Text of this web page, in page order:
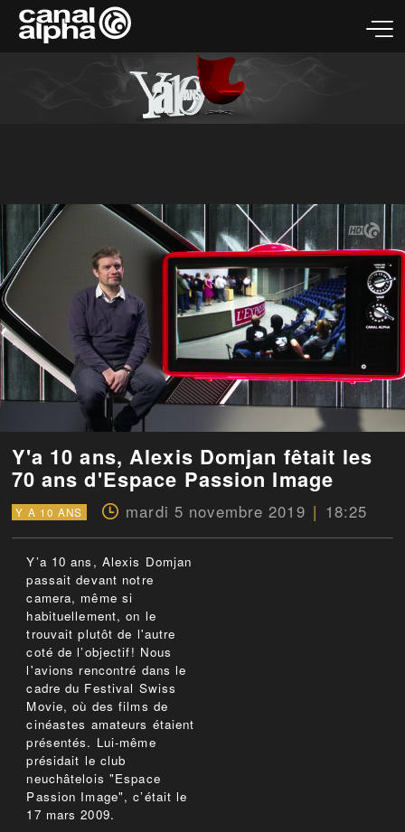
Y'a 10 ans, Alexis Domjan fêtait les
70 ans d'Espace Passion Image
Y A 10 ANS mardi 5 novembre 2019 18:25
Y’a 10 ans, Alexis Domjan
passait devant notre
camera, même si
habituellement, on le
trouvait plutôt de l'autre
coté de l’objectif! Nous
l'avions rencontré dans le
cadre du Festival Swiss
Movie, où des films de
cinéastes amateurs étaient
présentés. Lui-même
présidait le club
neuchâtelois "Espace
Passion Image", c’était le
17 mars 2009.